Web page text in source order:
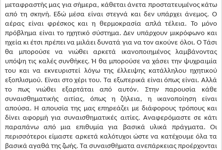
θα μπορούσε να νιώθει αρκετά ικανοποιημένος λαμβάνοντας
υπόψη τις καλές συνθήκες. Ή θα μπορούσε να χάσει την ψυχραιμία
του και να εκνευριστεί λόγω της έλλειψης κατάλληλου ηχητικού
εξοπλισμού. Είναι στο χέρι του. Τα εξωτερικά είναι όπως είναι. Αλλά
το πως νιώθει εξαρτάται από αυτόν. Στην παρουσία κάθε
συναισθηματικής αιτίας, όπως η ζήλεια, η ικανοποίηση είναι
απούσα. Η απουσία της μας επηρεάζει με διάφορους τρόπους και
δίνει αφορμή για συναισθηματικές αιτίες. Αναφερόμαστε σε κάτι
παραπάνω από μια επιθυμία για βασικά υλικά πράγματα. Οι
περισσότεροι είμαστε αρκετά καλότυχοι ώστε να κατέχουμε όλα τα
βασικά αγαθά της ζωής. Τα συναισθήματα ανεπάρκειας προέρχονται
από εμάς. Τότε γιατί δεν είμαστε ικανοποιημένοι; Βασικά, δεν
έχουμε καν την επίγνωση ότι η έλλειψη ικανοποίησης γεννάει τα
συναισθήματα. Πράγματι, δεν υπάρχει λόγος να νιώθουμε
δυσαρεστημένοι, αλλά όλα τα μηνύματα που λαμβάνουμε από την
οικογένειά μας, τους φίλους και την κοινωνία γενικότερα, είναι κάθε